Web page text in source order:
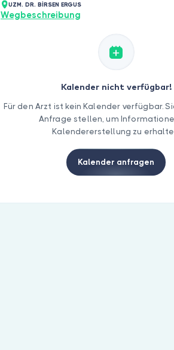
UZM. DR. BİRSEN ERGUS
Wegbeschreibung
Kalender nicht verfügbar!
Für den Arzt ist kein Kalender verfügbar.
Anfrage stellen, um
Kalendererstellung zu
Kalender anfragen